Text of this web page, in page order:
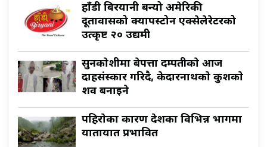
हाँडी बिरयानी बन्यो अमेरिकी
दूतावासको क्यापस्टोन एक्सेलेरेटरको
उत्कृष्ट २० उद्यमी
सुनकाेशीमा बेपत्ता दम्पतीकाे आज
दाहसंस्कार गरिदै, केदारनाथकाे कुशकाे
शव बनाइने
पहिराेका कारण देशका विभिन्न भागमा
यातायात प्रभावित